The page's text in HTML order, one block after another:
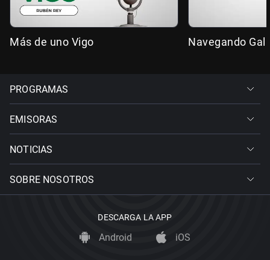
Más de uno Vigo Navegando
PROGRAMAS
EMISORAS
NOTICIAS
SOBRE NOSOTROS
DESCARGA LA APP
Android iOS